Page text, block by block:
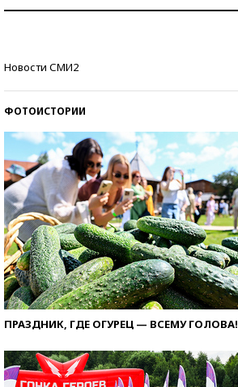
Новости СМИ2
ФОТОИСТОРИИ
ПРАЗДНИК, ГДЕ ОГУРЕЦ — ВСЕМУ ГОЛОВА!